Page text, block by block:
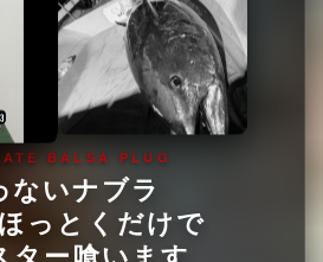
BALSA PLUG
ないナブラ
っとくだけで